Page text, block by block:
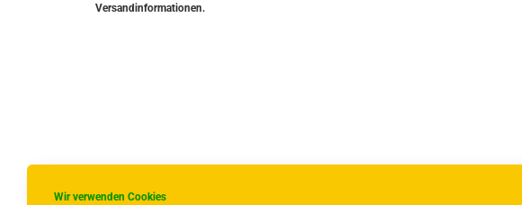
Wir verwenden Cookies
Versandinformationen.